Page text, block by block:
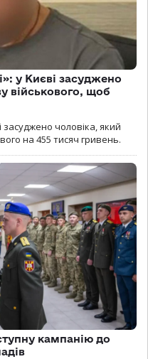
у Києві засуджено
військового, щоб
засуджено чоловіка, який
на 455 тисяч гривень.
кампанію до